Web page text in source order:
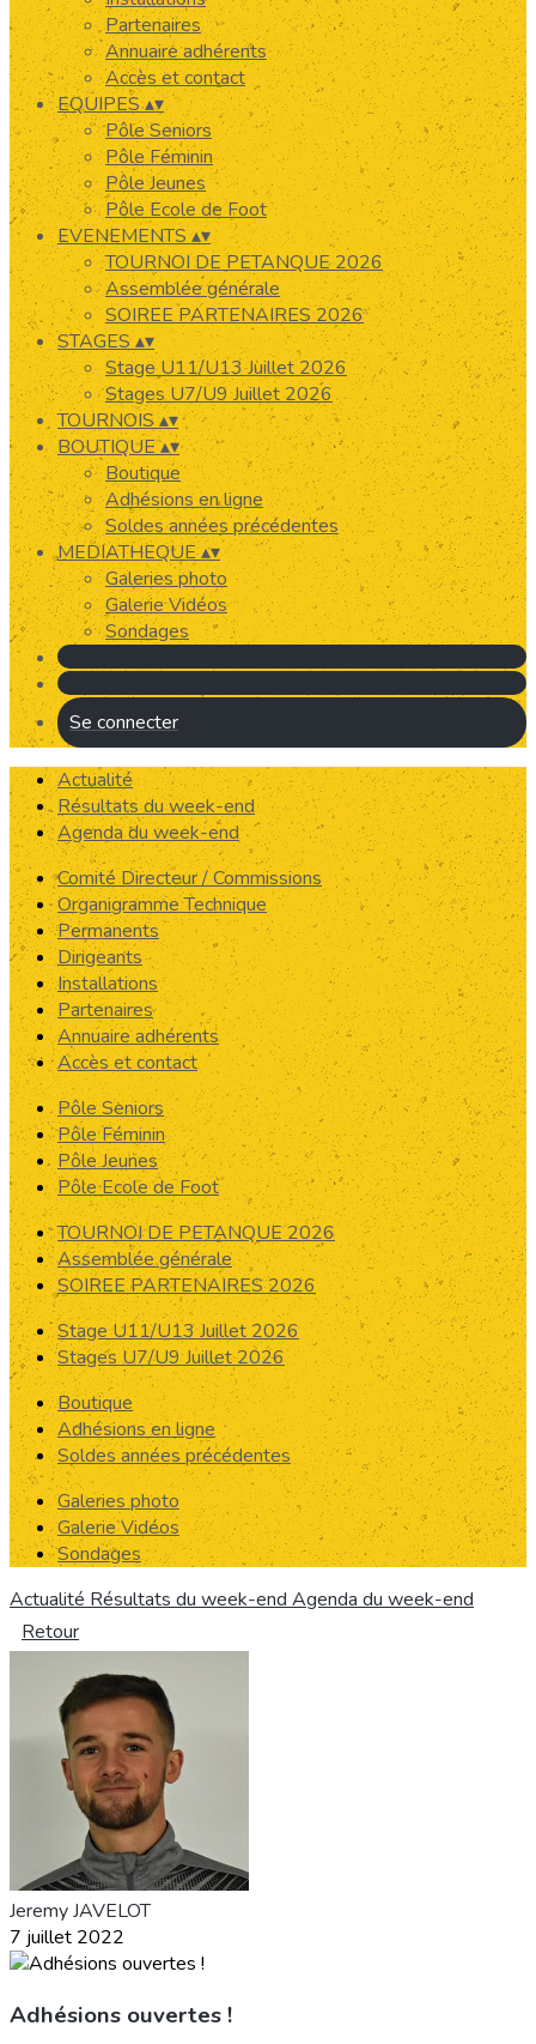
Partenaires
Annuaire adhérents
Accès et contact
EQUIPES▴▾
Pôle Seniors
Pôle Féminin
Pôle Jeunes
Pôle Ecole de Foot
EVENEMENTS▴▾
TOURNOI DE PETANQUE 2026
Assemblée générale
SOIREE PARTENAIRES 2026
STAGES ▴▾
Stage U11/U13 Juillet 2026
Stages U7/U9 Juillet 2026
TOURNOIS▴▾
BOUTIQUE▴▾
Boutique
Adhésions en ligne
Soldes années précédentes
MEDIATHEQUE▴▾
Galeries photo
Galerie Vidéos
Sondages
Se connecter
Actualité
Résultats du week-end
Agenda du week-end
Comité Directeur / Commissions
Organigramme Technique
Permanents
Dirigeants
Installations
Partenaires
Annuaire adhérents
Accès et contact
Pôle Seniors
Pôle Féminin
Pôle Jeunes
Pôle Ecole de Foot
TOURNOI DE PETANQUE 2026
Assemblée générale
SOIREE PARTENAIRES 2026
Stage U11/U13 Juillet 2026
Stages U7/U9 Juillet 2026
Boutique
Adhésions en ligne
Soldes années précédentes
Galeries photo
Galerie Vidéos
Sondages
Actualité Résultats du week-end Agenda du week-end
Retour
Jeremy JAVELOT
7 juillet 2022
Adhésions ouvertes !